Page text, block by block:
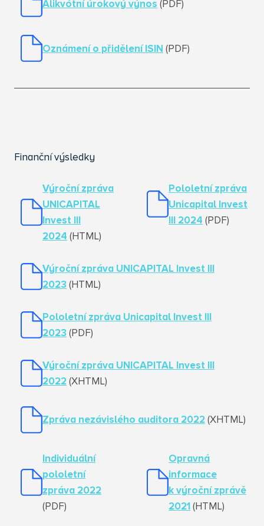
Alikvótní úrokový výnos (PDF)
Oznámení o přidělení ISIN (PDF)
Finanční výsledky
Výroční zpráva
UNICAPITAL
Invest III
2024 (HTML)
Pololetní zpráva
Unicapital Invest
III 2024 (PDF)
Výroční zpráva UNICAPITAL Invest III
2023 (HTML)
Pololetní zpráva Unicapital Invest III
2023 (PDF)
Výroční zpráva UNICAPITAL Invest III
2022 (XHTML)
Zpráva nezávislého auditora 2022 (XHTML)
Individuální
pololetní
zpráva 2022
(PDF)
Opravná
informace
k výroční zprávě
2021 (HTML)